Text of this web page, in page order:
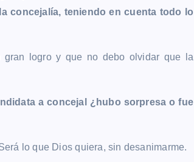
concejalía, teniendo en cuenta todo lo
logro y que no debo olvidar que la
a concejal ¿hubo sorpresa o fue
lo que Dios quiera, sin desanimarme.